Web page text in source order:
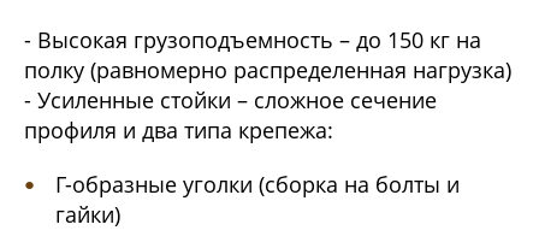
- Высокая грузоподъемность – до 150 кг на
полку (равномерно распределенная нагрузка)
- Усиленные стойки – сложное сечение
профиля и два типа крепежа:
Г-образные уголки (сборка на болты и
гайки)